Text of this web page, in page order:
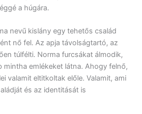
a húgára.
nevű kislány egy tehetős család
nő fel. Az apja távolságtartó, az
túlfélti. Norma furcsákat álmodik,
mintha emlékeket látna. Ahogy felnő,
valamit eltitkoltak előle. Valamit, ami
és az identitását is